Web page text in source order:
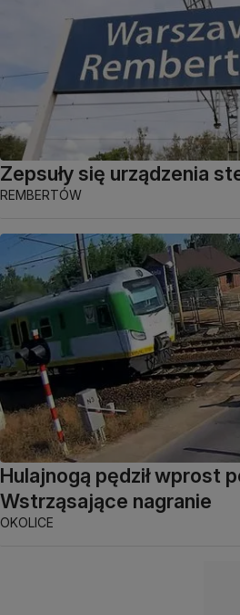
Zepsuły się urządzenia
REMBERTÓW
Hulajnogą pędził wprost
Wstrząsające nagranie
OKOLICE